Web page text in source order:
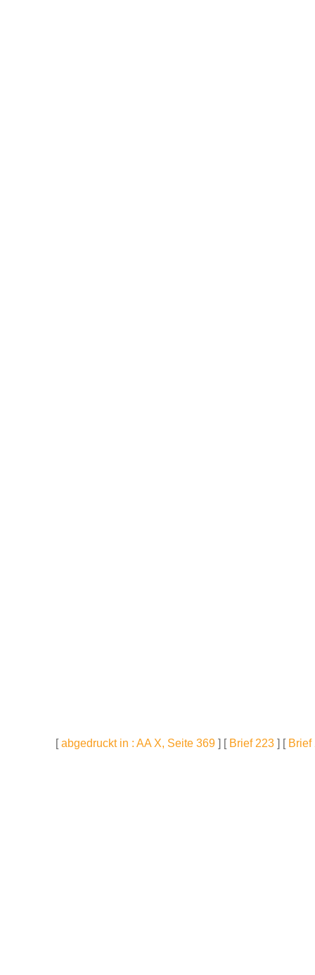
[abgedruckt in : AA X, Seite 369 ] [ Brief 223 ] [ Brief